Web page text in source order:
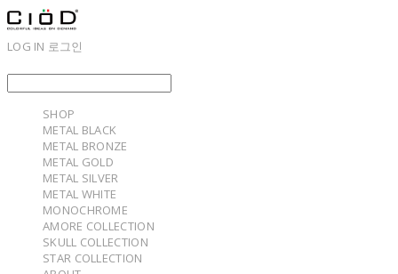
LOG IN 로그인
SHOP
METAL BLACK
METAL BRONZE
METAL GOLD
METAL SILVER
METAL WHITE
MONOCHROME
AMORE COLLECTION
SKULL COLLECTION
STAR COLLECTION